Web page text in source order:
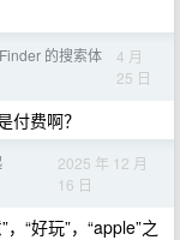
的搜索体
4 月
25 日
付费啊？
2025 年 12 月
16 日
“好玩”，“apple”之